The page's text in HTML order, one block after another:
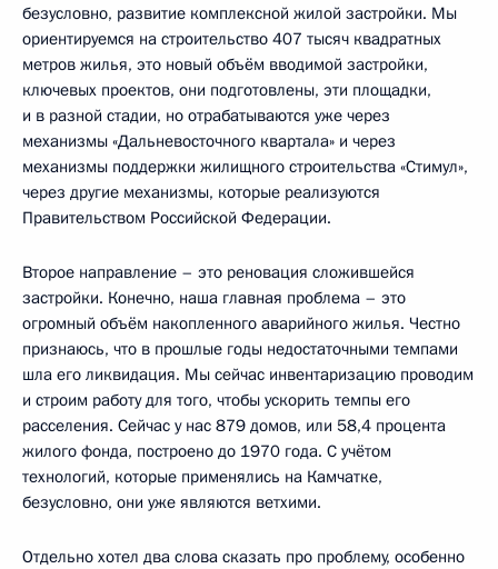
безусловно, развитие комплексной жилой застройки. Мы
ориентируемся на строительство 407 тысяч квадратных
метров жилья, это новый объём вводимой застройки,
ключевых проектов, они подготовлены, эти площадки,
и в разной стадии, но отрабатываются уже через
механизмы «Дальневосточного квартала» и через
механизмы поддержки жилищного строительства «Стимул»,
через другие механизмы, которые реализуются
Правительством Российской Федерации.
Второе направление – это реновация сложившейся
застройки. Конечно, наша главная проблема – это
огромный объём накопленного аварийного жилья. Честно
признаюсь, что в прошлые годы недостаточными темпами
шла его ликвидация. Мы сейчас инвентаризацию проводим
и строим работу для того, чтобы ускорить темпы его
расселения. Сейчас у нас 879 домов, или 58,4 процента
жилого фонда, построено до 1970 года. С учётом
технологий, которые применялись на Камчатке,
безусловно, они уже являются ветхими.
Отдельно хотел два слова сказать про проблему, особенно